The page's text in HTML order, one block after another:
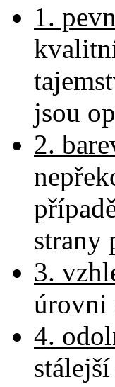
1.
jsou
2.
strany
3.
úrovni
4.